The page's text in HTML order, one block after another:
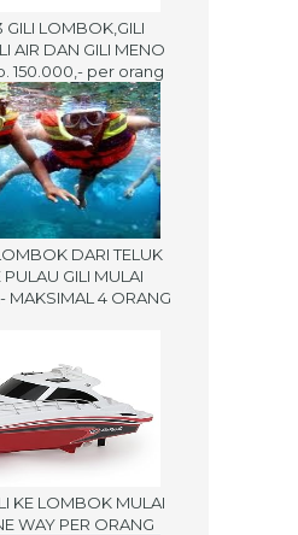
GILI LOMBOK,GILI
AIR DAN GILI MENO
150.000,- per orang
DARI TELUK
GILI MULAI
MAKSIMAL 4 ORANG
KE LOMBOK MULAI
WAY PER ORANG